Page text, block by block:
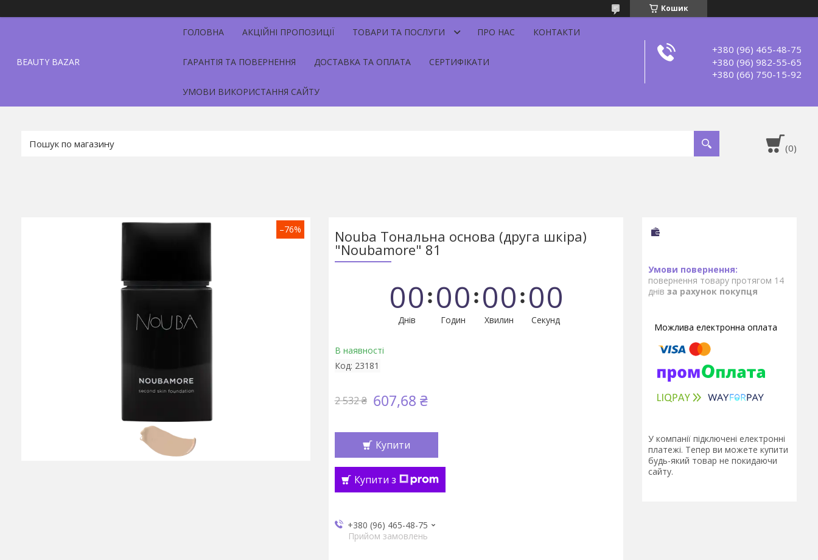
Кошик
BEAUTY BAZAR
ГОЛОВНА АКЦІЙНІ ПРОПОЗИЦІЇ ТОВАРИ ТА ПОСЛУГИ ПРО НАС КОНТАКТИ
ГАРАНТІЯ ТА ПОВЕРНЕННЯ ДОСТАВКА ТА ОПЛАТА СЕРТИФІКАТИ
УМОВИ ВИКОРИСТАННЯ САЙТУ
+380 (96) 465-48-75
+380 (96) 982-55-65
+380 (66) 750-15-92
–76% Nouba Тональна основа (друга шкіра)
"Noubamore" 81
00
Днів
00
Годин
00
Хвилин
00
Секунд
В наявності
Код: 23181
2 532 ₴ 607,68 ₴
Купити
Купити з
+380 (96) 465-48-75
Прийом замовлень
повернення товару протягом 14
днів за рахунок покупця
У компанії підключені електронні
платежі. Тепер ви можете купити
будь-який товар не покидаючи
сайту.